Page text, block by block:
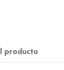
producto